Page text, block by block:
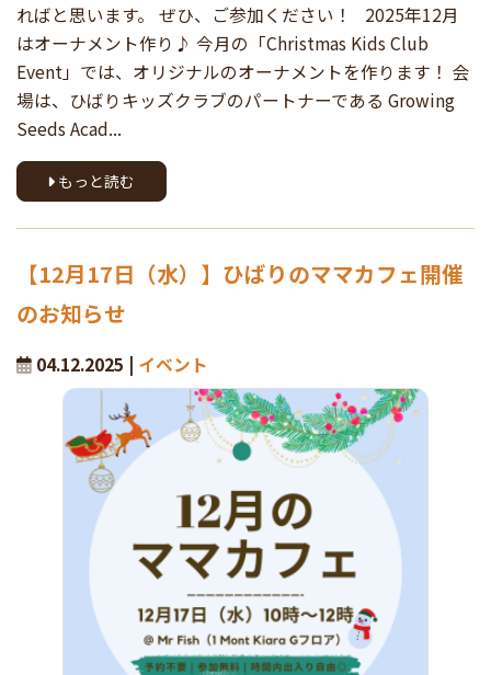
ればと思います。 ぜひ、ご参加ください！ 2025年12月
はオーナメント作り♪ 今月の「Christmas Kids Club
Event」では、オリジナルのオーナメントを作ります！ 会
場は、ひばりキッズクラブのパートナーである Growing
Seeds Acad...
もっと読む
【12月17日（水）】ひばりのママカフェ開催
のお知らせ
04.12.2025 | イベント